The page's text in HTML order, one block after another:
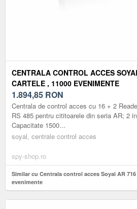
CENTRALA CONTROL ACCES
CARTELE , 11000 EVENIMENTE
1.894,85 RON
Centrala de control acces cu 16 + 2
RS 485 pentru cititoarele din seria AR; 2
Capacitate 1500...
soyal, centrale control acces
spy-shop.ro
Similar cu Centrala control acces Soyal AR 716
evenimente